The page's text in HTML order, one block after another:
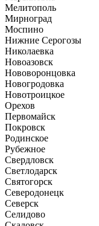
Мелитополь
Мирноград
Моспино
Нижние Серогозы
Николаевка
Новоазовск
Нововоронцовка
Новогродовка
Новотроицкое
Орехов
Первомайск
Покровск
Родинское
Рубежное
Свердловск
Светлодарск
Святогорск
Северодонецк
Северск
Селидово